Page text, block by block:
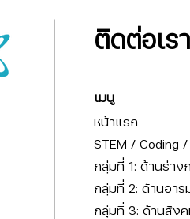
ติดต่อเรา
เมนู
หน้าแรก
STEM / Coding /
กลุ่มที่ 1: ด้านร่าง
กลุ่มที่ 2: ด้านอา
กลุ่มที่ 3: ด้านสัง